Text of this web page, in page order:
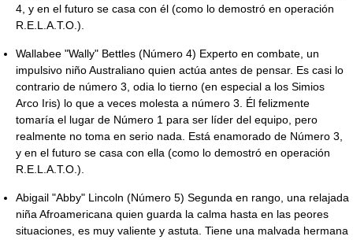
4, y en el futuro se casa con él (como lo demostró en operación
R.E.L.A.T.O.).
Wallabee "Wally" Bettles (Número 4) Experto en combate, un
impulsivo niño Australiano quien actúa antes de pensar. Es casi lo
contrario de número 3, odia lo tierno (en especial a los Simios
Arco Iris) lo que a veces molesta a número 3. Él felizmente
tomaría el lugar de Número 1 para ser líder del equipo, pero
realmente no toma en serio nada. Está enamorado de Número 3,
y en el futuro se casa con ella (como lo demostró en operación
R.E.L.A.T.O.).
Abigail "Abby" Lincoln (Número 5) Segunda en rango, una relajada
niña Afroamericana quien guarda la calma hasta en las peores
situaciones, es muy valiente y astuta. Tiene una malvada hermana